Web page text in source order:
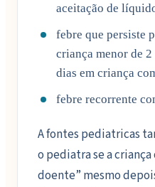
aceitação de
febre que persiste
criança menor de
dias em criança
febre recorrente
A fontes pediatricas
o pediatra se a
doente” mesmo